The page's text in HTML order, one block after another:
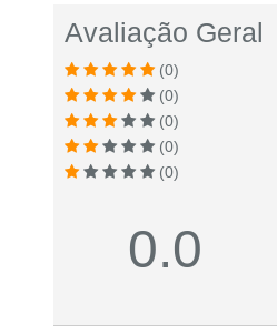
Avaliação Geral
(0)
(0)
(0)
(0)
(0)
0.0